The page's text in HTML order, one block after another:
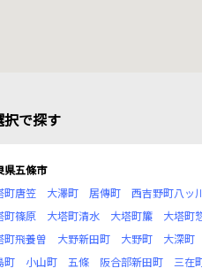
択で探す
県五條市
町唐笠
大澤町 居傳町 西吉野町八ッ
町篠原
大塔町清水 大塔町簾 大塔町
町飛養曽
大野新田町 大野町 大深町
町
小山町 五條 阪合部新田町 三在